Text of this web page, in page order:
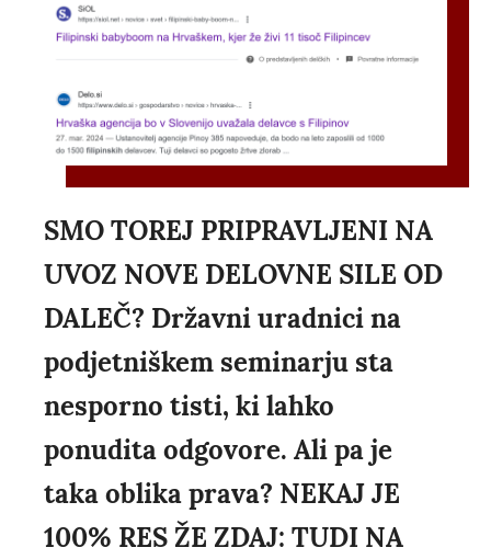
SMO TOREJ PRIPRAVLJENI NA
UVOZ NOVE DELOVNE SILE OD
DALEČ? Državni uradnici na
podjetniškem seminarju sta
nesporno tisti, ki lahko
ponudita odgovore. Ali pa je
taka oblika prava? NEKAJ JE
100% RES ŽE ZDAJ: TUDI NA